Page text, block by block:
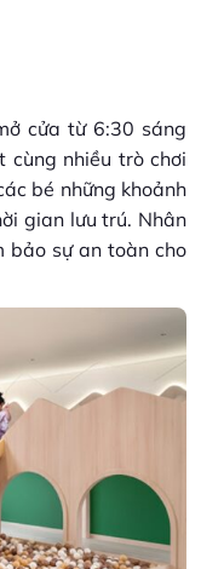
cửa từ 6:30 sáng
nhiều trò chơi
bé những khoảnh
gian lưu trú. Nhân
bảo sự an toàn cho